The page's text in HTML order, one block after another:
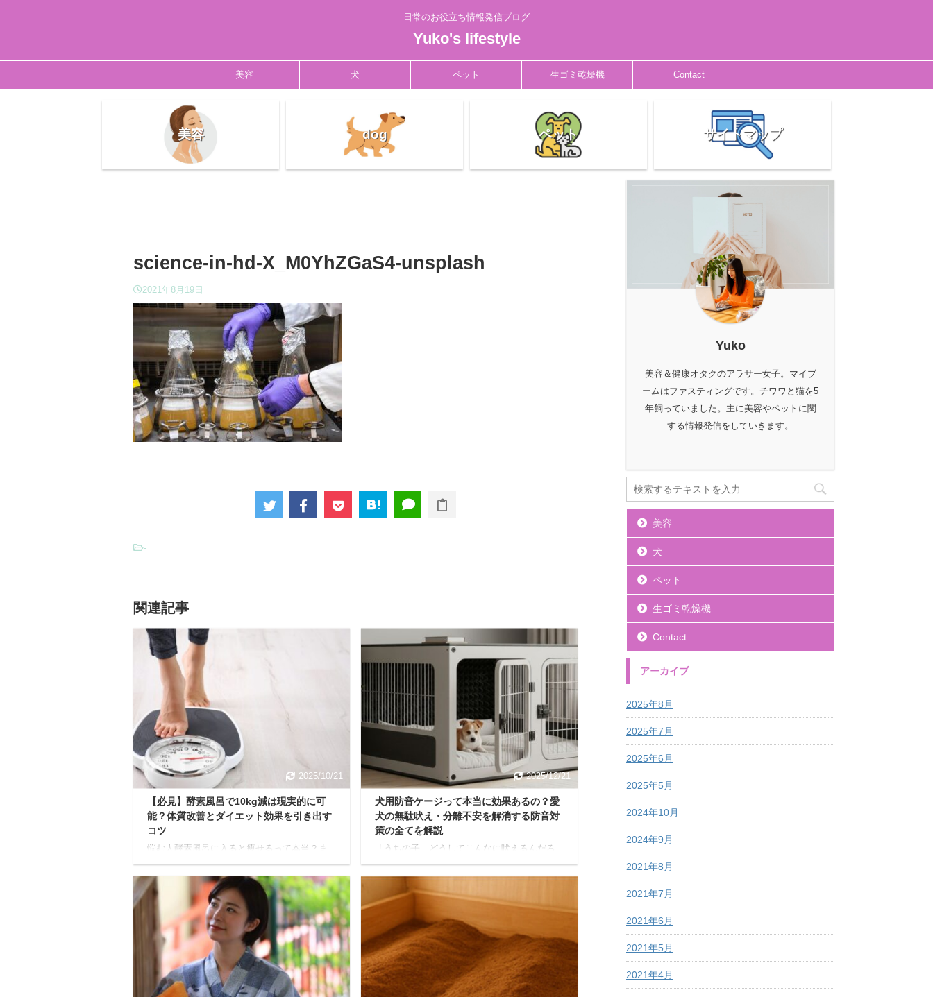
日常のお役立ち情報発信ブログ
Yuko's lifestyle
美容 犬 ペット 生ゴミ乾燥機 Contact
美容 dog ペット サイトマップ
science-in-hd-X_M0YhZGaS4-unsplash
2021年8月19日
-
関連記事
2025/10/21
【必見】酵素風呂で10kg減は現実的に可
能？体質改善とダイエット効果を引き出す
コツ
悩む人酵素風呂に入ると痩せるって本当？ま
でしょ？ もしあなたが今、酵素風呂に興味を
持ちながらもダイエット効果について半信半
疑なら、ぜひ最後まで読んでいただきたいで
す。 世間では「酵素風呂で〇kg痩せた！」と
いう声が聞かれる一方「本当にそんな効果が
あるの？」と疑問に感じる方も少なくないで
しょう。 本記事では、酵素風呂がなぜダイエ
ットに繋がるのか、科学的なメカニズムか
ら、実際に目標を達成した人たちのリアルな
体験談、そして成功の秘訣までを徹底的に解
2025/12/21
犬用防音ケージって本当に効果あるの？愛
犬の無駄吠え・分離不安を解消する防音対
策の全てを解説
「うちの子、どうしてこんなに吠えるんだろ
だし…」 愛犬の無駄吠えや留守番中の遠吠
え、破壊行動に頭を悩ませる飼い主さんは少
なくありません。 特に集合住宅にお住まいの
場合、騒音問題は深刻な近隣トラブルに発展
する可能性もあります。 そんな犬のお悩み解
決策の一つとして注目されるのが「犬用防音
ケージ」です。 でも、「本当に効果がある
の？」「買って後悔しないかな？」と疑問を
感じる方もいるでしょう。 本記事の内容 犬用
防音ケージの効果 犬用防音ケージの後悔しな
Yuko
美容＆健康オタクのアラサー女子。マイブ
ームはファスティングです。チワワと猫を5
年飼っていました。主に美容やペットに関
する情報発信をしていきます。
美容
犬
ペット
生ゴミ乾燥機
Contact
アーカイブ
2025年8月
2025年7月
2025年6月
2025年5月
2024年10月
2024年9月
2021年8月
2021年7月
2021年6月
2021年5月
2021年4月